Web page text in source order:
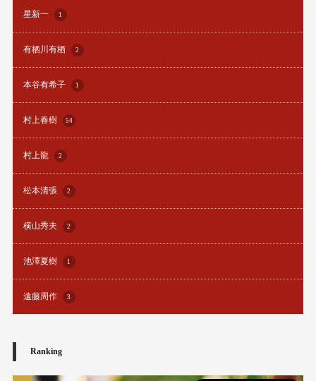
星新一 1
有栖川有栖 2
本谷有希子 1
村上春樹 54
村上龍 2
松本清張 2
横山秀夫 2
池澤夏樹 1
遠藤周作 3
Ranking